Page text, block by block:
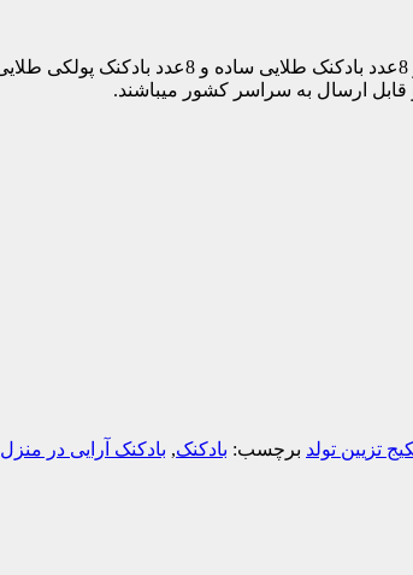
ارسال به سراسر کشور میباشند.
تزیین تولد برچسب: بادکنک, بادکنک آرایی در منزل